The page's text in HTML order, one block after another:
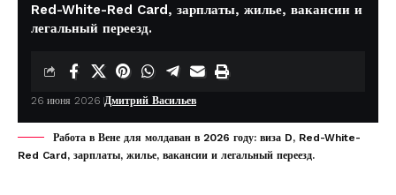
Red-White-Red Card, зарплаты, жилье, вакансии и
легальный переезд.
26 июня 2026 Дмитрий Васильев
Работа в Вене для молдаван в 2026 году: виза D, Red-White-
Red Card, зарплаты, жилье, вакансии и легальный переезд.